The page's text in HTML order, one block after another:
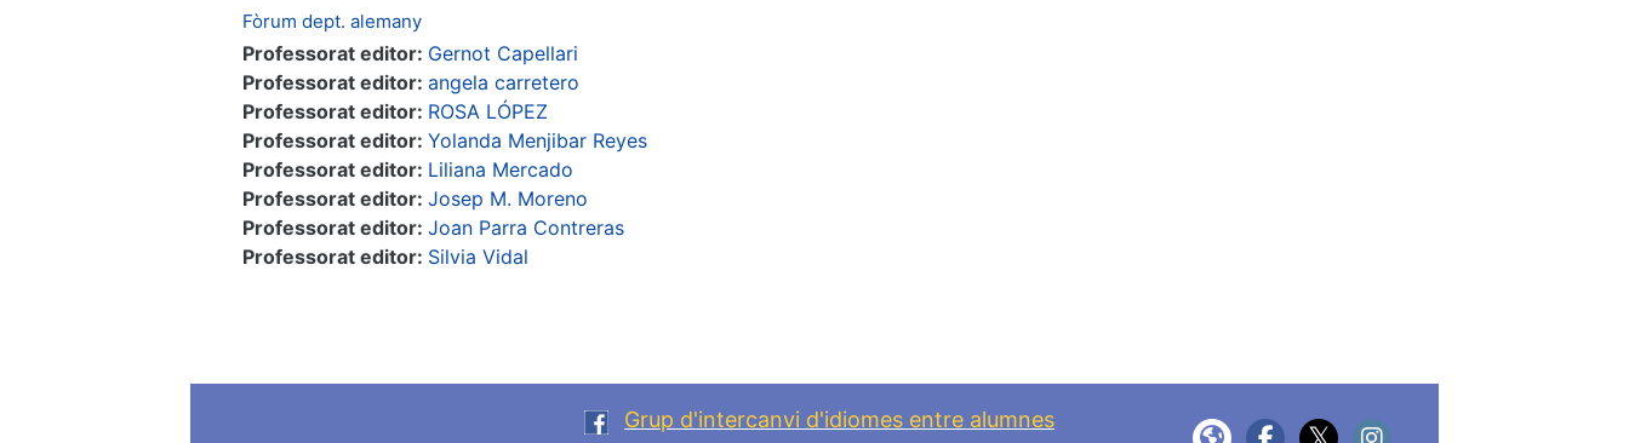
Fòrum dept. alemany
Professorat editor: Gernot Capellari
Professorat editor: angela carretero
Professorat editor: ROSA LÓPEZ
Professorat editor: Yolanda Menjibar Reyes
Professorat editor: Liliana Mercado
Professorat editor: Josep M. Moreno
Professorat editor: Joan Parra Contreras
Professorat editor: Silvia Vidal
Grup d'intercanvi d'idiomes entre alumnes